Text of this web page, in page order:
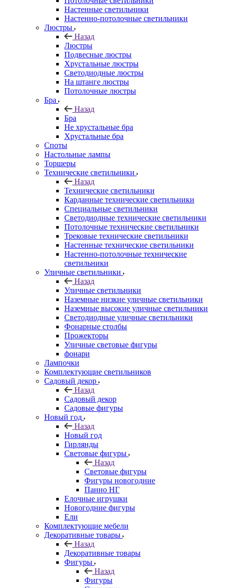
Настенные светильники
Настенно-потолочные светильники
Люстры
Назад
Люстры
Подвесные люстры
Хрустальные люстры
Светодиодные люстры
На штанге люстры
Потолочные люстры
Бра
Назад
Бра
Не хрустальные бра
Хрустальные бра
Споты
Настольные лампы
Торшеры
Технические светильники
Назад
Технические светильники
Карданные технические светильники
Специальные светильники
Светодиодные технические светильники
Потолочные технические светильники
Трековые технические светильники
Настенные технические светильники
Настенно-потолочные технические
светильники
Уличные светильники
Назад
Уличные светильники
Наземные низкие уличные светильники
Наземные высокие уличные светильники
Светодиодные уличные светильники
Фонарные столбы
Прожекторы
Уличные световые фигуры
фонари
Лампочки
Комплектующие светильников
Садовый декор
Назад
Садовый декор
Садовые фигуры
Новый год
Назад
Новый год
Гирлянды
Световые фигуры
Назад
Световые фигуры
Фигуры новогодние
Панно НГ
Елочные игрушки
Новогодние фигуры
Ели
Комплектующие мебели
Декоративные товары
Назад
Декоративные товары
Фигуры
Назад
Фигуры